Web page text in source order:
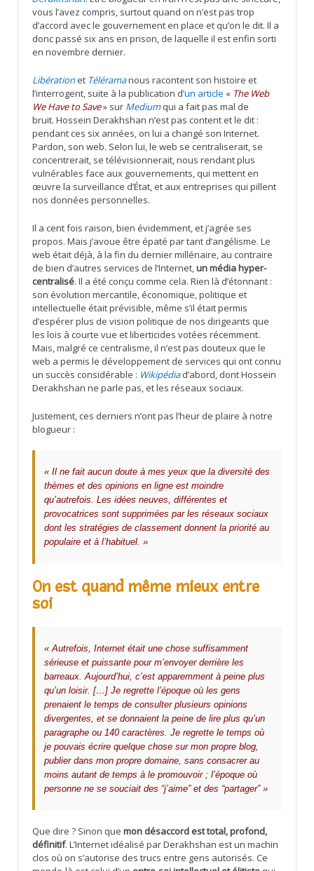
vous l’avez compris, surtout quand on n’est pas trop
d’accord avec le gouvernement en place et qu’on le dit. Il a
donc passé six ans en prison, de laquelle il est enfin sorti
en novembre dernier.
Libérationet Téléramanous racontent son histoire et
l’interrogent, suite à la publication d’un article « The Web
We Have to Save» sur Mediumqui a fait pas mal de
bruit. Hossein Derakhshan n’est pas content et le dit :
pendant ces six années, on lui a changé son Internet.
Pardon, son web. Selon lui, le web se centraliserait, se
concentrerait, se télévisionnerait, nous rendant plus
vulnérables face aux gouvernements, qui mettent en
œuvre la surveillance d’État, et aux entreprises qui pillent
nos données personnelles.
Il a cent fois raison, bien évidemment, et j’agrée ses
propos. Mais j’avoue être épaté par tant d’angélisme. Le
web était déjà, à la fin du dernier millénaire, au contraire
de bien d’autres services de l’Internet,un média hyper-
centralisé. Il a été conçu comme cela. Rien là d’étonnant :
son évolution mercantile, économique, politique et
intellectuelle était prévisible, même s’il était permis
d’espérer plus de vision politique de nos dirigeants que
les lois à courte vue et liberticides votées récemment.
Mais, malgré ce centralisme, il n’est pas douteux que le
web a permis le développement de services qui ont connu
un succès considérable : Wikipédiad’abord, dont Hossein
Derakhshan ne parle pas, et les réseaux sociaux.
Justement, ces derniers n’ont pas l’heur de plaire à notre
blogueur :
« Il ne fait aucun doute à mes yeux que la diversité des
thèmes et des opinions en ligne est moindre
qu’autrefois. Les idées neuves, différentes et
provocatrices sont supprimées par les réseaux sociaux
dont les stratégies de classement donnent la priorité au
populaire et à l’habituel. »
On est quand même mieux entre
soi
« Autrefois, Internet était une chose suffisamment
sérieuse et puissante pour m’envoyer derrière les
barreaux. Aujourd’hui, c’est apparemment à peine plus
qu’un loisir. […] Je regrette l’époque où les gens
prenaient le temps de consulter plusieurs opinions
divergentes, et se donnaient la peine de lire plus qu’un
paragraphe ou 140 caractères. Je regrette le temps où
je pouvais écrire quelque chose sur mon propre blog,
publier dans mon propre domaine, sans consacrer au
moins autant de temps à le promouvoir ; l’époque où
personne ne se souciait des “j’aime” et des “partager” »
Que dire ? Sinon que mon désaccord est total, profond,
définitif. L’Internet idéalisé par Derakhshan est un machin
clos où on s’autorise des trucs entre gens autorisés. Ce